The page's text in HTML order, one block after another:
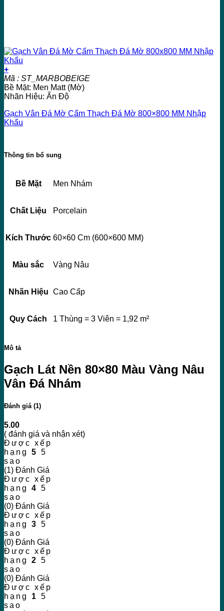
+
Mã : ST_MARBOBEIGE
Bề Mặt: Men Matt (Mờ)
Nhãn Hiệu: Ấn Độ
Gạch Vân Đá Mờ Cẩm Thạch Đá Mờ 800×800 MM Nhập
Khẩu
Thông tin bổ sung
Bề Mặt Men Nhám
Chất Liệu Porcelain
Kích Thước 60×60 Cm (600×600 MM)
Màu sắc Vàng Nâu
Nhãn Hiệu Cao Cấp
Quy Cách 1 Thùng = 3 Viên = 1,92 m²
Mô tả
Gạch Lát Nền 80×80 Màu Vàng Nâu
Vân Đá Nhám
Đánh giá (1)
5.00
( đánh giá và nhận xét)
Được xếp
hạng 5 5
sao
(1) Đánh Giá
Được xếp
hạng 4 5
sao
(0) Đánh Giá
Được xếp
hạng 3 5
sao
(0) Đánh Giá
Được xếp
hạng 2 5
sao
(0) Đánh Giá
Được xếp
hạng 1 5
sao